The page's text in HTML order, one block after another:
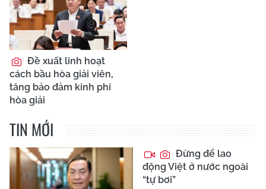
Đề xuất linh hoạt
cách bầu hòa giải viên,
tăng bảo đảm kinh phí
hòa giải
TIN MỚI
Đừng để lao
động Việt ở nước ngoài
“tự bơi”